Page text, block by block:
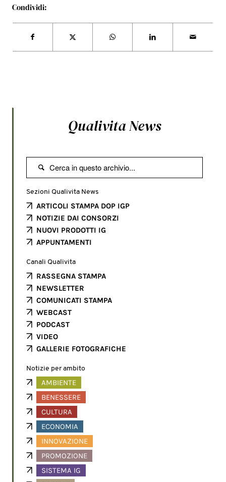
Condividi:
Qualivita News

Sezioni Qualivita News
ARTICOLI STAMPA DOP IGP
NOTIZIE DAI CONSORZI
NUOVI PRODOTTI IG
APPUNTAMENTI
Canali Qualivita
RASSEGNA STAMPA
NEWSLETTER
COMUNICATI STAMPA
WEBCAST
PODCAST
VIDEO
GALLERIE FOTOGRAFICHE
Notizie per ambito
AMBIENTE
BENESSERE
CULTURA
ECONOMIA
INNOVAZIONE
PROMOZIONE
SISTEMA IG